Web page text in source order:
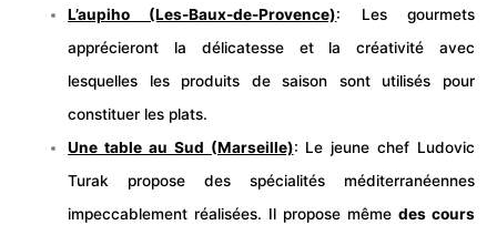
L’aupiho (Les-Baux-de-Provence): Les gourmets
apprécieront la délicatesse et la créativité avec
lesquelles les produits de saison sont utilisés pour
constituer les plats.
Une table au Sud (Marseille): Le jeune chef Ludovic
Turak propose des spécialités méditerranéennes
impeccablement réalisées. Il propose mêmedes cours